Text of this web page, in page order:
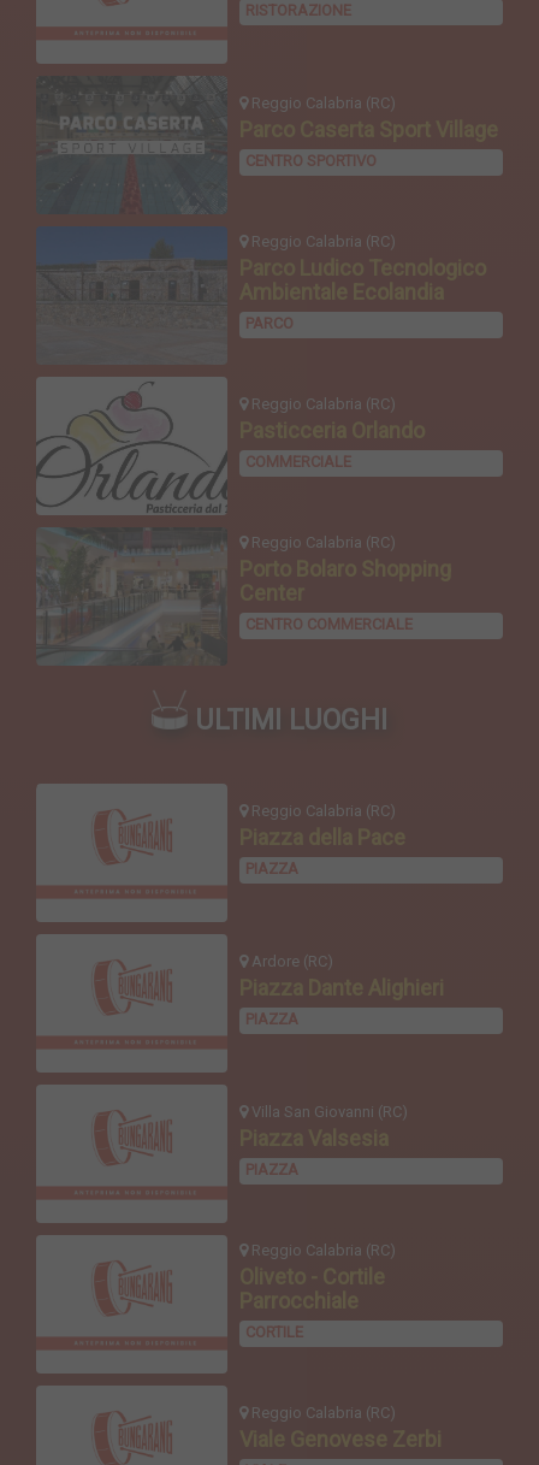
RISTORAZIONE
Reggio Calabria (RC)
CENTRO SPORTIVO
Reggio Calabria (RC)
PARCO
Reggio Calabria (RC)
COMMERCIALE
Reggio Calabria (RC)
CENTRO COMMERCIALE
ULTIMI LUOGHI
Reggio Calabria (RC)
PIAZZA
Ardore (RC)
PIAZZA
Villa San Giovanni (RC)
PIAZZA
Reggio Calabria (RC)
Oliveto - Cortile
Parrocchiale
CORTILE
Reggio Calabria (RC)
Viale Genovese Zerbi